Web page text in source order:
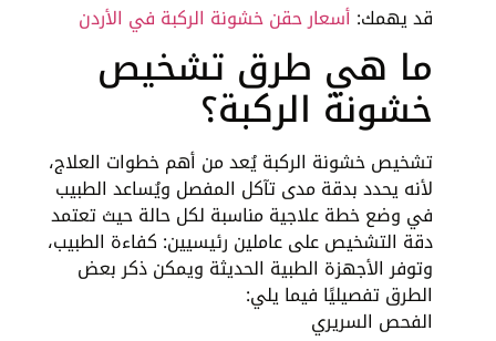
قد يهمك: أسعار حقن خشونة الركبة في الأردن
ما هي طرق تشخيص
خشونة الركبة؟
تشخيص خشونة الركبة يُعد من أهم خطوات العلاج،
لأنه يحدد بدقة مدى تآكل المفصل ويُساعد الطبيب
في وضع خطة علاجية مناسبة لكل حالة حيث تعتمد
دقة التشخيص على عاملين رئيسيين: كفاءة الطبيب،
وتوفر الأجهزة الطبية الحديثة ويمكن ذكر بعض
الطرق تفصيليًا فيما يلي:
الفحص السريري